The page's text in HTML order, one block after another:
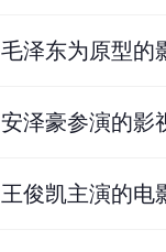
毛泽东为原型的
安泽豪参演的影
王俊凯主演的电